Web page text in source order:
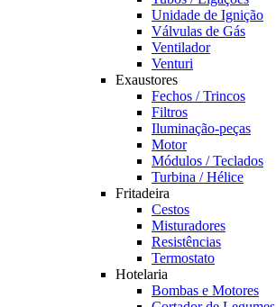
Unidade de Ignição
Válvulas de Gás
Ventilador
Venturi
Exaustores
Fechos / Trincos
Filtros
Iluminação-peças
Motor
Módulos / Teclados
Turbina / Hélice
Fritadeira
Cestos
Misturadores
Resistências
Termostato
Hotelaria
Bombas e Motores